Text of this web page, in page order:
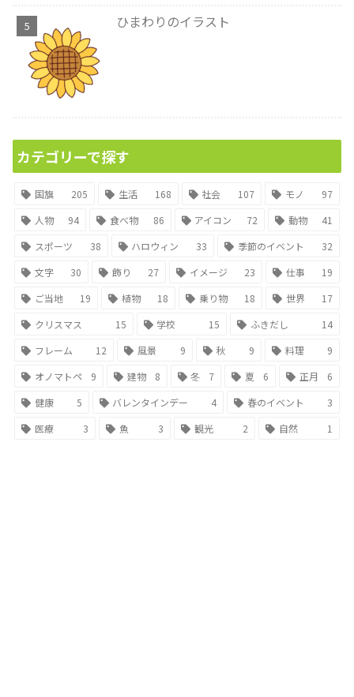
ひまわりのイラスト
カテゴリーで探す
国旗 205 生活 168 社会 107 モノ
97
人物
94 食べ物 86 アイコン 72 動物
41
スポーツ
38 ハロウィン 33 季節のイベント
32
文字
30 飾り 27 イメージ 23 仕事
19
ご当地
19 植物 18 乗り物 18 世界
17
クリスマス
15 学校 15 ふきだし
14
フレーム
12 風景 9 秋 9 料理
9
オノマトペ
9 建物 8 冬 7 夏 6 正月
6
健康
5 バレンタインデー 4 春のイベント
3
医療
3 魚 3 観光 2 自然 1